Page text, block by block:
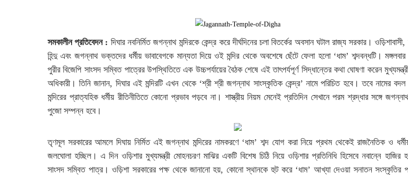
সমকালীন প্রতিবেদন : দিঘার নবনির্মিত জগন্নাথ মন্দিরকে কেন্দ্র করে দীর্ঘদিনের চলা বিতর্কের অবসান ঘটাল রাজ্য সরকার।
হিন্দু এবং জগন্নাথ ভক্তদের ধর্মীয় ভাবাবেগকে মান্যতা দিয়ে ওই মন্দির থেকে অবশেষে ছেঁটে ফেলা হলো ‘ধাম’ শব্দবন্ধটি। মঙ্গলবার
পুরীর বিজেপি সাংসদ সম্বিত পাত্রের উপস্থিতিতে এক উচ্চপর্যায়ের বৈঠক শেষে এই তাৎপর্যপূর্ণ সিদ্ধান্তের কথা ঘোষণা করেন
অধিকারী। তিনি জানান, দিঘার এই মন্দিরটি এখন থেকে ‘শ্রী শ্রী জগন্নাথ সাংস্কৃতিক কেন্দ্র’ নামে পরিচিত হবে। তবে নামের
মন্দিরের প্রাত্যহিক ধর্মীয় রীতিনীতিতে কোনো প্রভাব পড়বে না। শাস্ত্রীয় নিয়ম মেনেই প্রতিদিন সেখানে পরম শ্রদ্ধার সঙ্গে
পুজো সম্পন্ন হবে।
তৃণমূল সরকারের আমলে দিঘায় নির্মিত এই জগন্নাথ মন্দিরের নামকরণে ‘ধাম’ শব্দ যোগ করা নিয়ে প্রথম থেকেই রাজনৈতিক ও
জলঘোলা হচ্ছিল। এ দিন ওড়িশার মুখ্যমন্ত্রী মোহনচরণ মাঝির একটি বিশেষ চিঠি নিয়ে ওড়িশার প্রতিনিধি হিসেবে নবান্নে হাজির
সাংসদ সম্বিত পাত্র। ওড়িশা সরকারের পক্ষ থেকে জানানো হয়, কোনো স্থানকে হুট করে ‘ধাম’ আখ্যা দেওয়া সনাতন সংস্কৃতির